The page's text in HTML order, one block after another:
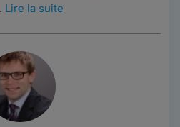
Lire la suite